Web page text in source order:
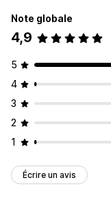
Note globale
4,9
5
4
3
2
1
Écrire un avis